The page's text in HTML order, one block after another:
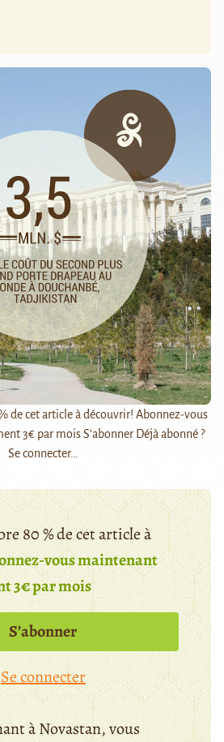
% de cet article à découvrir! Abonnez-vous
3€ par mois S’abonner Déjà abonné ?
Se connecter…
80 % de cet article à
vous maintenant
3€ par mois
S’abonner
Se connecter
à Novastan, vous